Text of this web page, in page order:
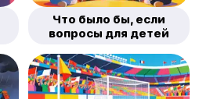
Что было бы, если
вопросы для детей